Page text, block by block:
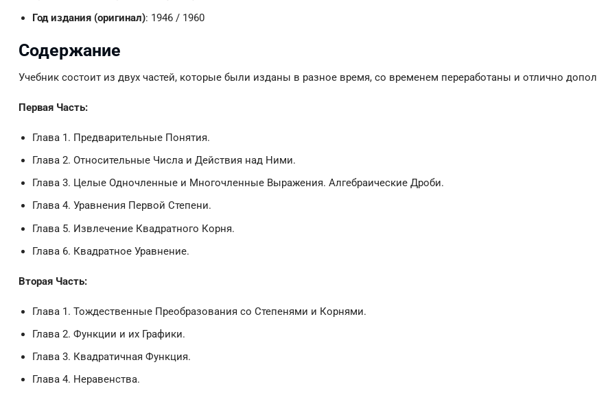
Год издания (оригинал): 1946 / 1960
Содержание
Учебник состоит из двух частей, которые были изданы в разное время, со временем переработаны и отлично
Первая Часть:
Глава 1. Предварительные Понятия.
Глава 2. Относительные Числа и Действия над Ними.
Глава 3. Целые Одночленные и Многочленные Выражения. Алгебраические Дроби.
Глава 4. Уравнения Первой Степени.
Глава 5. Извлечение Квадратного Корня.
Глава 6. Квадратное Уравнение.
Вторая Часть:
Глава 1. Тождественные Преобразования со Степенями и Корнями.
Глава 2. Функции и их Графики.
Глава 3. Квадратичная Функция.
Глава 4. Неравенства.